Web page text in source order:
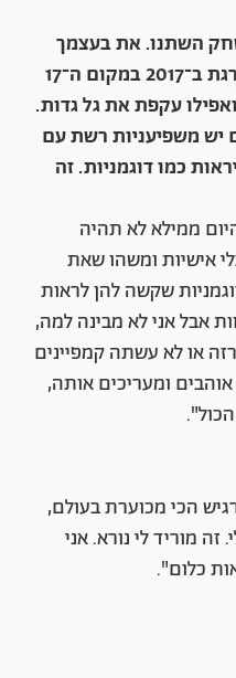
השתנו. את בעצמך
התגלית באינסטגרם, וכך התברגת ב־2017 במקום ה־17
עקפת את גל גדות.
יש משפיעניות רשת עם
כמו דוגמניות. זה
ממילא לא תהיה
אישיות ומשהו שאת
שקשה להן לראות
אבל אני לא מבינה למה,
או לא עשתה קמפיינים
ומעריכים אותה,
הכי מכוערת בעולם,
מוריד לי נורא. אני
כלום".